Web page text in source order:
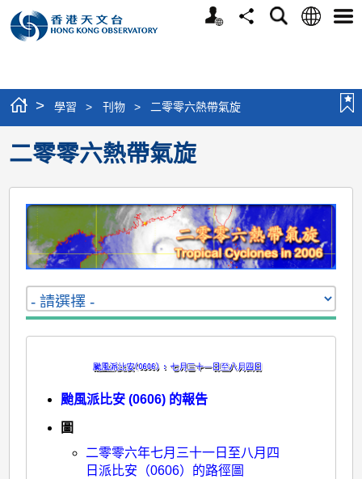
個
分
搜
語
選
> 學習 > 刊物 > 二零零六熱帶氣旋
二零零六熱帶氣旋
颱風派比安 (0606) 的報告
圖
二零零六年七月三十一日至八月四
日派比安（0606）的路徑圖